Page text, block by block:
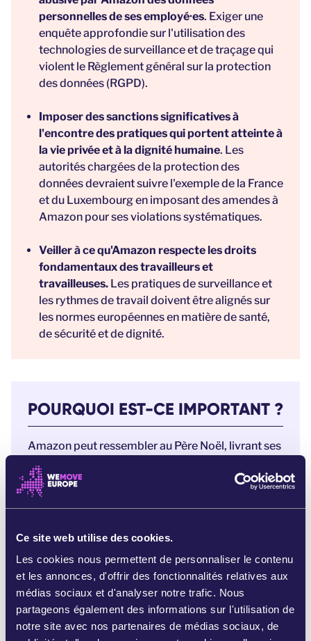
Ce site web utilise des cookies.
Les cookies nous permettent de personnaliser le contenu
et les annonces, d'offrir des fonctionnalités relatives aux
médias sociaux et d'analyser notre trafic. Nous
partageons également des informations sur l'utilisation de
notre site avec nos partenaires de médias sociaux, de
personnelles de ses employé·es. Exiger une
enquête approfondie sur l'utilisation des
technologies de surveillance et de traçage qui
violent le Règlement général sur la protection
des données (RGPD).
Imposer des sanctions significatives à
l'encontre des pratiques qui portent atteinte à
la vie privée et à la dignité humaine. Les
autorités chargées de la protection des
données devraient suivre l'exemple de la France
et du Luxembourg en imposant des amendes à
Amazon pour ses violations systématiques.
Veiller à ce qu'Amazon respecte les droits
fondamentaux des travailleurs et
travailleuses. Les pratiques de surveillance et
les rythmes de travail doivent être alignés sur
les normes européennes en matière de santé,
de sécurité et de dignité.
POURQUOI EST-CE IMPORTANT ?
Amazon peut ressembler au Père Noël, livrant ses
colis à une vitesse record et faisant apparaître les
cadeaux sous le sapin comme par enchantement.
Mais derrière cette illusion festive se cache une
sombre réalité.
Chaque colis Amazon est le fruit d'une entreprise
qui exploite impitoyablement ses employé·es , en
les poussant jusqu'à leurs limites pour vendre plus
et réaliser des profits supplémentaires.
Surveillé·es par des caméras et des GPS, les
employé·es d'Amazon travaillent de jour comme